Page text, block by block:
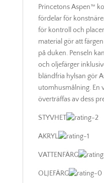
Princetons Aspen™
fördelar för
för kontroll och
material gör att
på duken. Penseln
och oljefärger
bländfria hylsan gör
utomhusmålning. En
överträffas av dess
STYVHET
AKRYL
VATTENFÄRG
OLJEFÄRG